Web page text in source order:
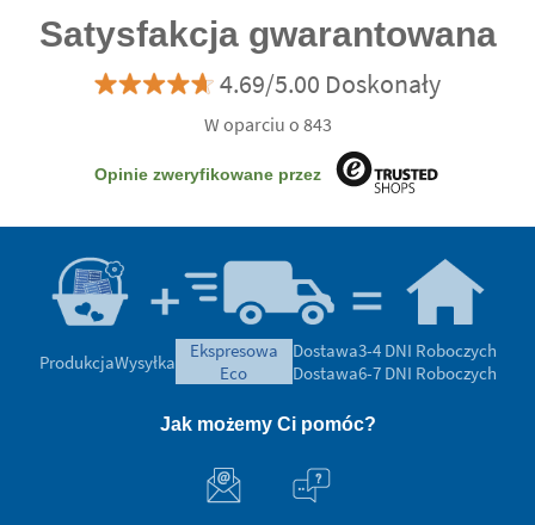
Satysfakcja gwarantowana
4.69/5.00 Doskonały
W oparciu o 843
Opinie zweryfikowane przez
ProdukcjaWysyłka
ekspresowa
eco
Dostawa3-4 DNI Roboczych
Dostawa6-7 DNI Roboczych
Jak możemy Ci pomóc?